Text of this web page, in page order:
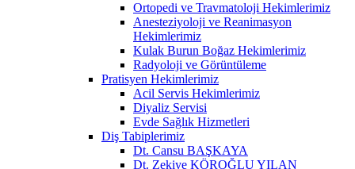
Ortopedi ve Travmatoloji Hekimlerimiz
Anesteziyoloji ve Reanimasyon
Hekimlerimiz
Kulak Burun Boğaz Hekimlerimiz
Radyoloji ve Görüntüleme
Pratisyen Hekimlerimiz
Acil Servis Hekimlerimiz
Diyaliz Servisi
Evde Sağlık Hizmetleri
Diş Tabiplerimiz
Dt. Cansu BAŞKAYA
Dt. Zekiye KÖROĞLU YILAN